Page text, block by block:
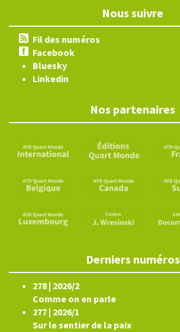
Nous suivre
Fil des numéros
Facebook
Bluesky
Linkedin
Nos partenaires
Derniers numéros
278 | 2026/2
Comme on en parle
277 | 2026/1
Sur le sentier de la paix